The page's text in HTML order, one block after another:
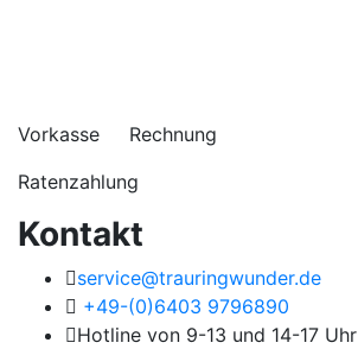
Vorkasse Rechnung
Ratenzahlung
Kontakt
service@trauringwunder.de
+49-(0)6403 9796890
Hotline von 9-13 und 14-17 Uhr